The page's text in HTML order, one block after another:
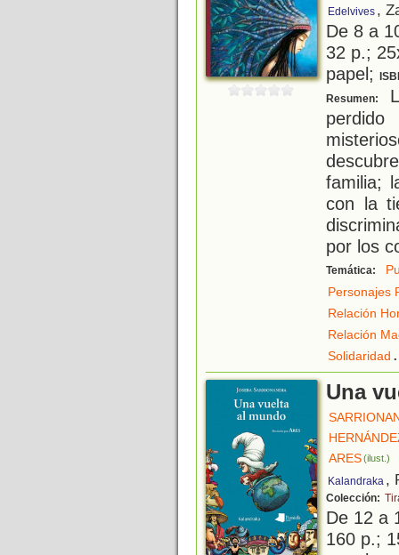
Edelvives ,
De 8 a
32 p.;
papel;
Resumen:
familia;
con la
por los
Temática:
Personajes
Relación
Relación
Solidaridad .
Una
ARES(ilust.)
Kalandraka ,
Colección:
De 12 a
160 p.;